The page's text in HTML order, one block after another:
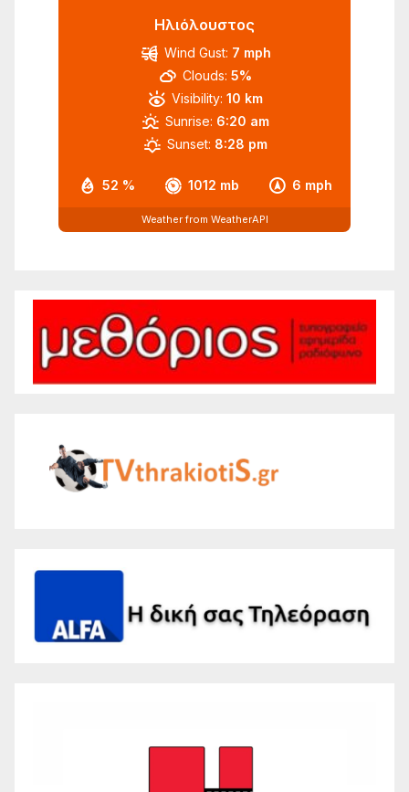
Ηλιόλουστος
52 % 1012 mb 6 mph
Wind Gust: 7 mph
Clouds: 5%
Visibility: 10 km
Sunrise: 6:20 am
Sunset: 8:28 pm
Weather from WeatherAPI